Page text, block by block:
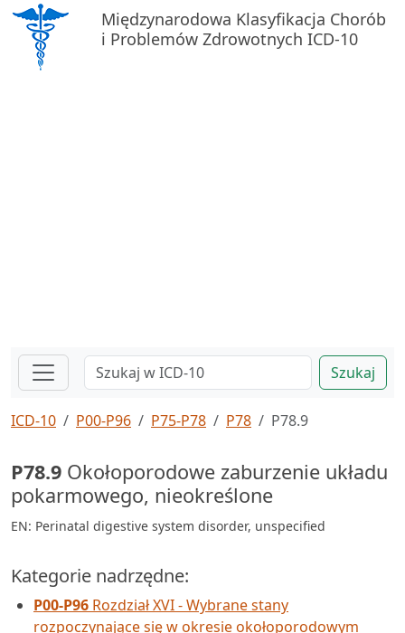
Międzynarodowa Klasyfikacja Chorób
i Problemów Zdrowotnych ICD-10
Szukaj
ICD-10 P00-P96 P75-P78 P78 P78.9
P78.9 Okołoporodowe zaburzenie układu
pokarmowego, nieokreślone
EN: Perinatal digestive system disorder, unspecified
Kategorie nadrzędne:
P00-P96 Rozdział XVI - Wybrane stany
rozpoczynające się w okresie okołoporodowym